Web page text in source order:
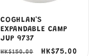
COGHLAN'S
EXPANDABLE CAMP
JUP 9737
定
HK$150.00
售
HK$75.00